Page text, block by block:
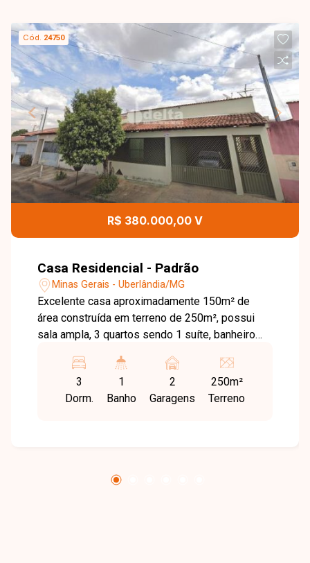
Cód. 24750
R$ 380.000,00 V
Casa Residencial - Padrão
Minas Gerais - Uberlândia/MG
Excelente casa aproximadamente 150m² de
área construída em terreno de 250m², possui
sala ampla, 3 quartos sendo 1 suíte, banheiro
garagem.
3
Dorm.
1
Banho
2
Garagens
250m²
Terreno